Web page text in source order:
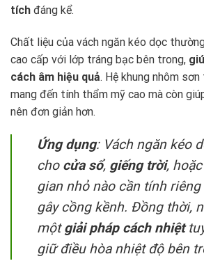
tích đáng kể.
Chất liệu của vách ngăn kéo dọc
cao cấp với lớp tráng bạc bên trong,
cách âm hiệu quả. Hệ khung nhôm
mang đến tính thẩm mỹ cao mà còn
nên đơn giản hơn.
Ứng dụng: Vách ngăn kéo
cho cửa sổ, giếng trời,
gian nhỏ nào cần tính
gây cồng kềnh. Đồng thời,
mộtgiải pháp cách nhiệt
giữ điều hòa nhiệt độ bên